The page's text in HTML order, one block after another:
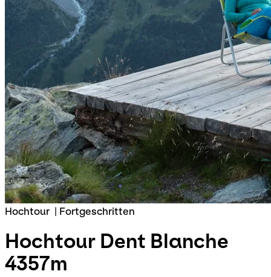
Hochtour | Fortgeschritten
Hochtour Dent Blanche
4357m